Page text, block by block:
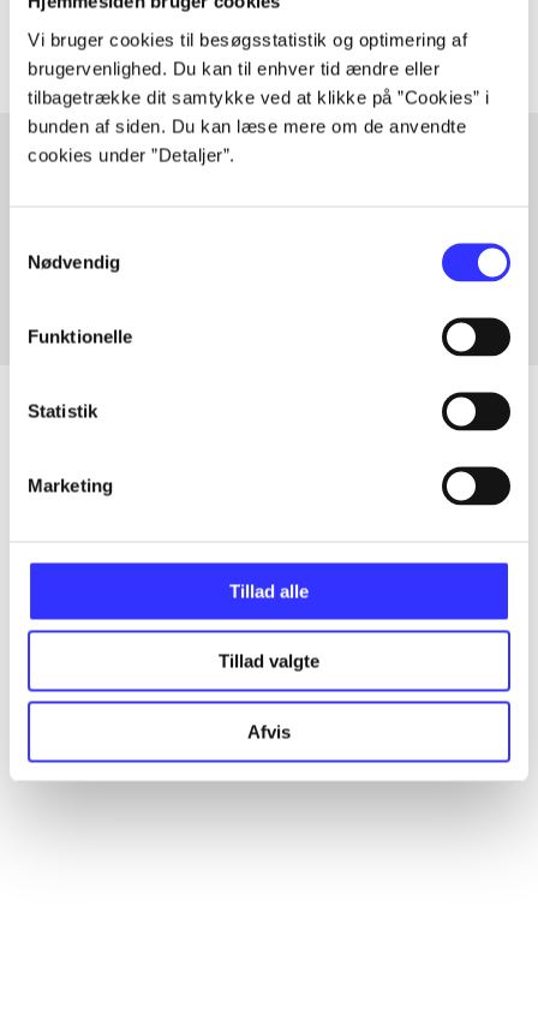
Vi bruger cookies til besøgsstatistik og optimering af
brugervenlighed. Du kan til enhver tid ændre eller
tilbagetrække dit samtykke ved at klikke på ”Cookies” i
bunden af siden. Du kan læse mere om de anvendte
cookies under ”Detaljer”.
Nødvendig
Funktionelle
Statistik
Marketing
Tillad alle
Tillad valgte
Afvis
Artikler